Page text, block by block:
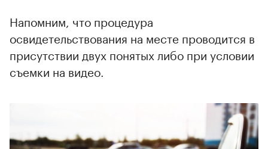
Напомним, что процедура
освидетельствования на месте проводится в
присутствии двух понятых либо при условии
съемки на видео.